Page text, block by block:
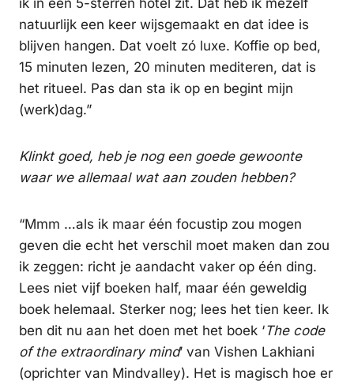
ik in een 5-sterren hotel zit. Dat heb ik mezelf
natuurlijk een keer wijsgemaakt en dat idee is
blijven hangen. Dat voelt zó luxe. Koffie op bed,
15 minuten lezen, 20 minuten mediteren, dat is
het ritueel. Pas dan sta ik op en begint mijn
(werk)dag.”
Klinkt goed, heb je nog een goede gewoonte
waar we allemaal wat aan zouden hebben?
“Mmm …als ik maar één focustip zou mogen
geven die echt het verschil moet maken dan zou
ik zeggen: richt je aandacht vaker op één ding.
Lees niet vijf boeken half, maar één geweldig
boek helemaal. Sterker nog; lees het tien keer. Ik
ben dit nu aan het doen met het boek ‘The code
of the extraordinary mind’ van Vishen Lakhiani
(oprichter van Mindvalley). Het is magisch hoe er